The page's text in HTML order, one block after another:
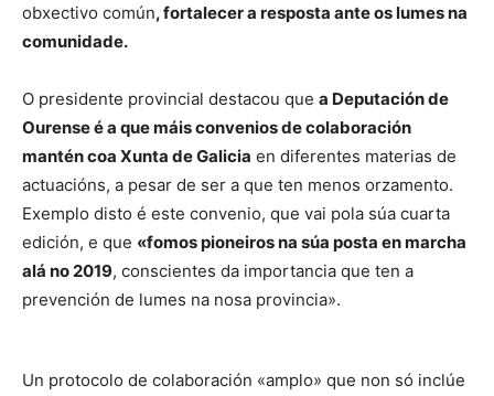
obxectivo común, fortalecer a resposta ante os lumes na
comunidade.
O presidente provincial destacou que a Deputación de
Ourense é a que máis convenios de colaboración
mantén coa Xunta de Galicia en diferentes materias de
actuacións, a pesar de ser a que ten menos orzamento.
Exemplo disto é este convenio, que vai pola súa cuarta
edición, e que «fomos pioneiros na súa posta en marcha
alá no 2019, conscientes da importancia que ten a
prevención de lumes na nosa provincia».
Un protocolo de colaboración «amplo» que non só inclúe